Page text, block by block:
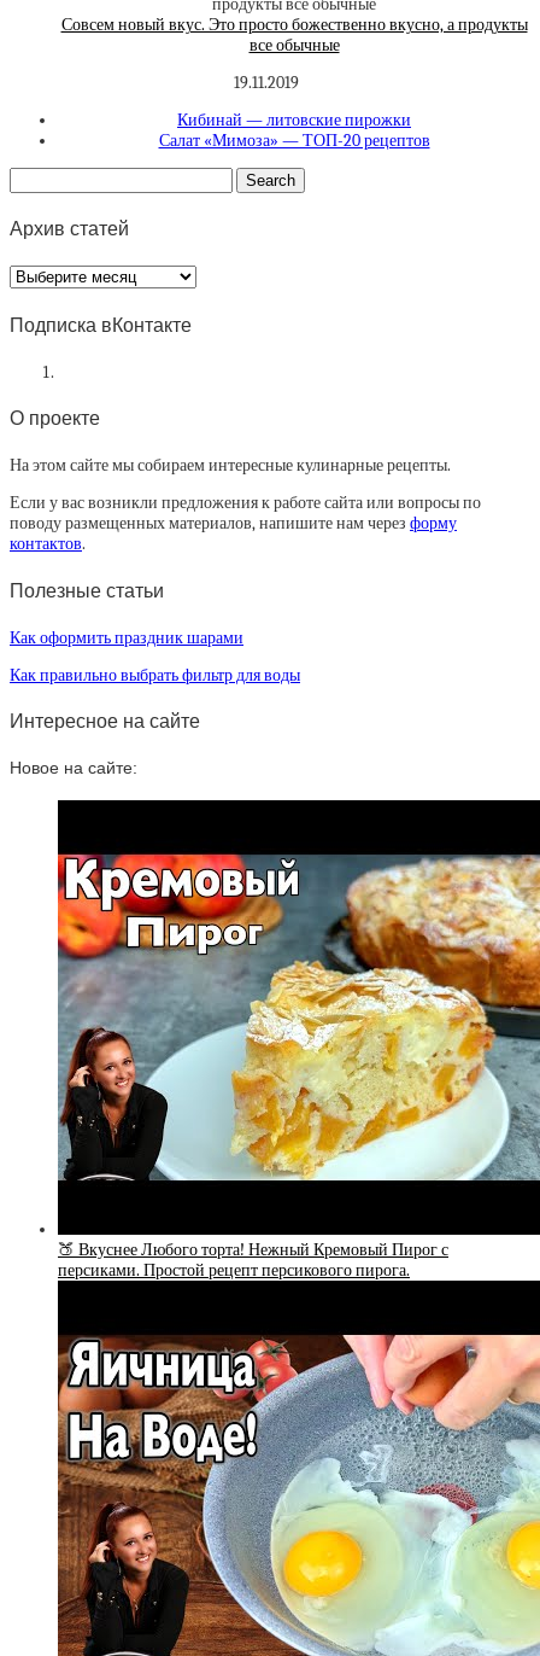
Совсем новый вкус. Это просто божественно вкусно, а продукты
все обычные
19.11.2019
Кибинай — литовские пирожки
Салат «Мимоза» — ТОП-20 рецептов
Архив статей
Архив
статей
Подписка вКонтакте
О проекте
На этом сайте мы собираем интересные кулинарные рецепты.
Если у вас возникли предложения к работе сайта или вопросы по
поводу размещенных материалов, напишите нам через форму
контактов.
Полезные статьи
Как оформить праздник шарами
Как правильно выбрать фильтр для воды
Интересное на сайте
Новое на сайте:
🍑 Вкуснее Любого торта! Нежный Кремовый Пирог с
персиками. Простой рецепт персикового пирога.